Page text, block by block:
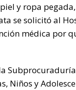
y ropa
se solicitó al
médica por
Niños y